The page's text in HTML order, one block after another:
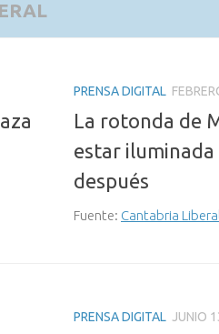
PRENSA DIGITAL
La rotonda de
estar iluminada
después
Fuente: Cantabria Liberal
PRENSA DIGITAL JUNIO